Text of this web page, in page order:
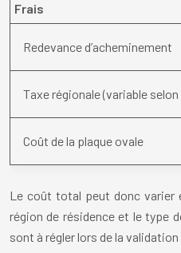
Frais
Redevance d’acheminement
Taxe régionale (variable
Coût de la plaque ovale
Le coût total peut donc
région de résidence et le type
sont à régler lors de la